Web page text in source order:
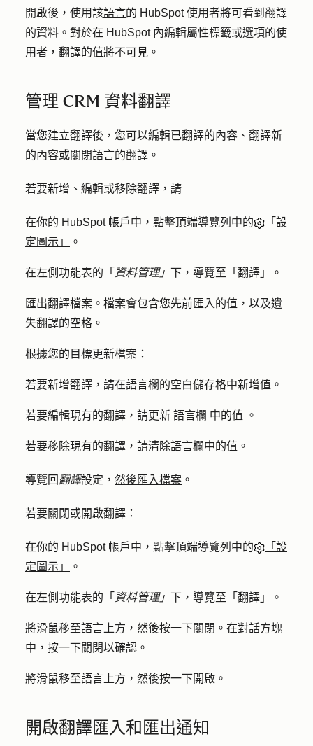
開啟後，使用該語言的 HubSpot 使用者將可看到翻譯
的資料。對於在 HubSpot 內編輯屬性標籤或選項的使
用者，翻譯的值將不可見。
管理 CRM 資料翻譯
當您建立翻譯後，您可以編輯已翻譯的內容、翻譯新
的內容或關閉語言的翻譯。
若要新增、編輯或移除翻譯，請
在你的 HubSpot 帳戶中，點擊頂端導覽列中的
「設
定圖示」
。
在左側功能表的「 資料管理」 下，導覽至「翻譯 」。
匯出翻譯檔案。檔案會包含您先前匯入的值，以及遺
失翻譯的空格。
根據您的目標更新檔案：
若要新增翻譯，請在語言欄的空白儲存格中新增值。
若要編輯現有的翻譯，請更新 語言欄 中的值 。
若要移除現有的翻譯，請清除語言欄中的值。
導覽回 翻譯設定， 然後匯入檔案 。
若要關閉或開啟翻譯：
在你的 HubSpot 帳戶中，點擊頂端導覽列中的
「設
定圖示」
。
在左側功能表的「 資料管理」 下，導覽至「翻譯 」。
將滑鼠移至語言上方，然後按一下 關閉 。在對話方塊
中，按一下 關閉以確認。
將滑鼠移至語言上方，然後按一下 開啟 。
開啟翻譯匯入和匯出通知